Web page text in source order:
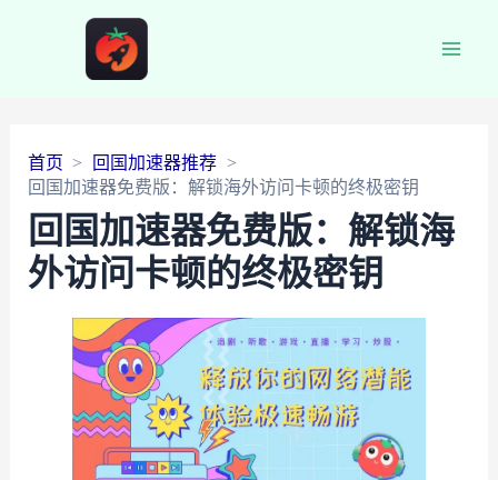
首页
回国加速器推荐
回国加速器免费版：解锁海外访问卡顿的终极密钥
回国加速器免费版：解锁海
外访问卡顿的终极密钥